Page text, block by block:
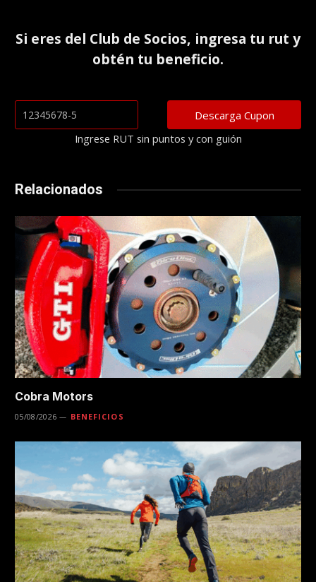
Si eres del Club de Socios, ingresa tu rut y
obtén tu beneficio.
Ingrese RUT sin puntos y con guión
Relacionados
Cobra Motors
05/08/2026 BENEFICIOS